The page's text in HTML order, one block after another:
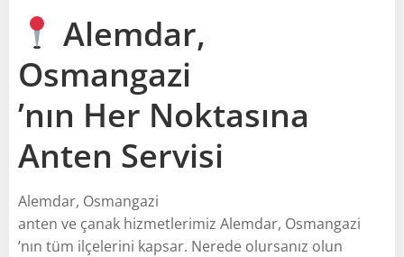
Alemdar,
Osmangazi
’nın Her Noktasına
Anten Servisi
Alemdar, Osmangazi
anten ve çanak hizmetlerimiz Alemdar, Osmangazi
’nın tüm ilçelerini kapsar. Nerede olursanız olun